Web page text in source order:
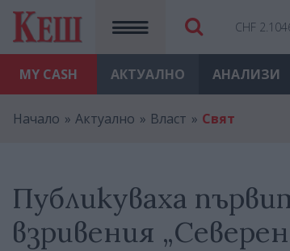
MY CASH
CHF
АКТУАЛНО АНАЛИЗИ
Начало Актуално Власт Свят
Публикуваха
взривения